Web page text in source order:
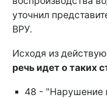
уточнил
ВРУ.
Исходя из
речь идет о таких
48 - "Нарушение